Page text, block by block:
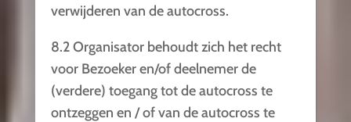
verwijderen van de autocross.
8.2 Organisator behoudt zich het recht
voor Bezoeker en/of deelnemer de
(verdere) toegang tot de autocross te
ontzeggen en / of van de autocross te